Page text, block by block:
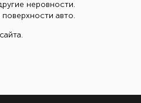
неровности.
авто.